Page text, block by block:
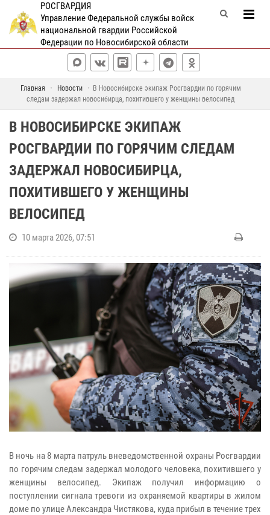
РОСГВАРДИЯ
Управление Федеральной службы войск
национальной гвардии Российской
Федерации по Новосибирской области
Главная Новости
В Новосибирске экипаж Росгвардии по горячим
следам задержал новосибирца, похитившего у женщины велосипед
В НОВОСИБИРСКЕ ЭКИПАЖ
РОСГВАРДИИ ПО ГОРЯЧИМ СЛЕДАМ
ЗАДЕРЖАЛ НОВОСИБИРЦА,
ПОХИТИВШЕГО У ЖЕНЩИНЫ
ВЕЛОСИПЕД
10 марта 2026, 07:51
В ночь на 8 марта патруль вневедомственной охраны Росгвардии
по горячим следам задержал молодого человека, похитившего у
женщины велосипед. Экипаж получил информацию о
поступлении сигнала тревоги из охраняемой квартиры в жилом
доме по улице Александра Чистякова, куда прибыл в течение трех